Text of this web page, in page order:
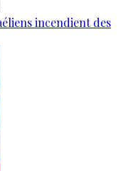
incendient des